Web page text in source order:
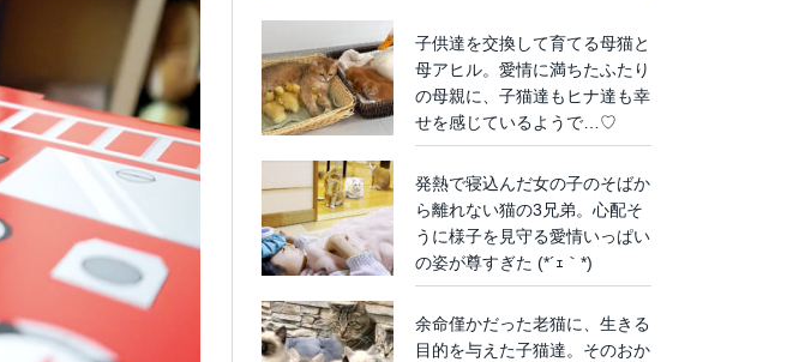
子供達を交換して育てる母猫と
母アヒル。愛情に満ちたふたり
の母親に、子猫達もヒナ達も幸
せを感じているようで…♡
発熱で寝込んだ女の子のそばか
ら離れない猫の3兄弟。心配そ
うに様子を見守る愛情いっぱい
の姿が尊すぎた (*´ｪ｀*)
余命僅かだった老猫に、生きる
目的を与えた子猫達。そのおか